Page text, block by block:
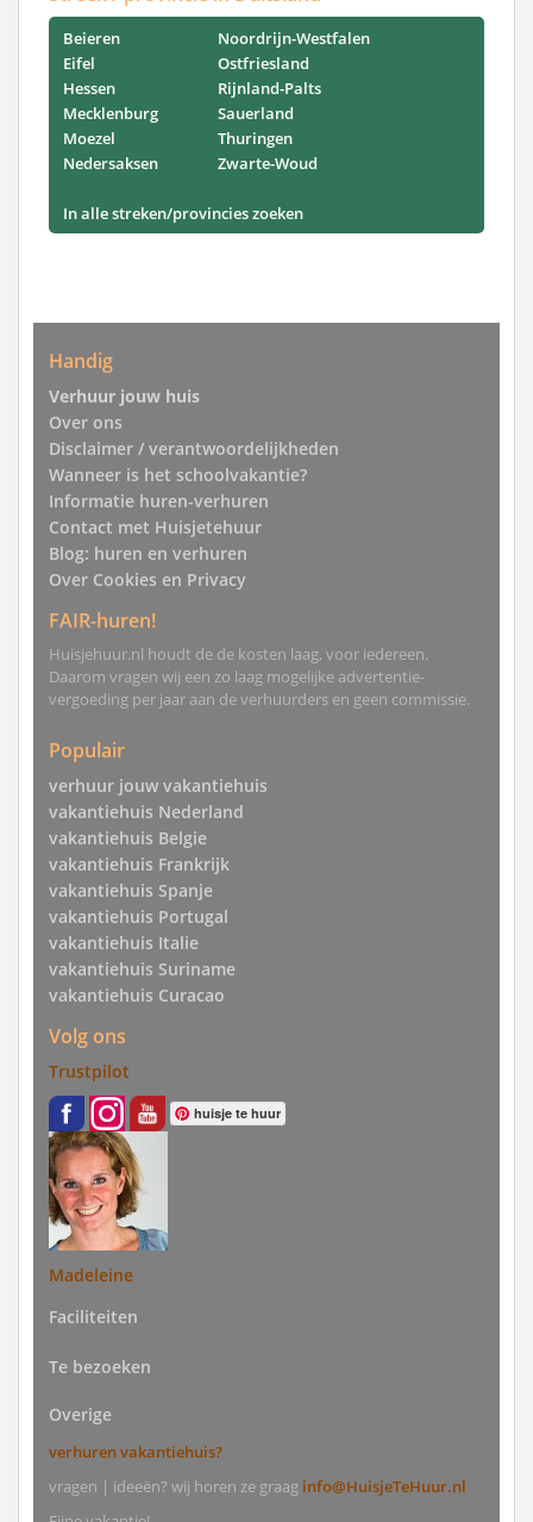
Beieren
Eifel
Hessen
Mecklenburg
Moezel
Nedersaksen
Noordrijn-Westfalen
Ostfriesland
Rijnland-Palts
Sauerland
Thuringen
Zwarte-Woud
In alle streken/provincies zoeken
Handig
Verhuur jouw huis
Over ons
Disclaimer / verantwoordelijkheden
Wanneer is het schoolvakantie?
Informatie huren-verhuren
Contact met Huisjetehuur
Blog: huren en verhuren
Over Cookies en Privacy
FAIR-huren!
Huisjehuur.nl houdt de de kosten laag, voor iedereen.
Daarom vragen wij een zo laag mogelijke advertentie-
vergoeding per jaar aan de verhuurders en geen commissie.
Populair
verhuur jouw vakantiehuis
vakantiehuis Nederland
vakantiehuis Belgie
vakantiehuis Frankrijk
vakantiehuis Spanje
vakantiehuis Portugal
vakantiehuis Italie
vakantiehuis Suriname
vakantiehuis Curacao
Volg ons
Trustpilot
huisje te huur
Madeleine
Faciliteiten
Te bezoeken
Overige
verhuren vakantiehuis?
vragen | ideeën? wij horen ze graag info@HuisjeTeHuur.nl